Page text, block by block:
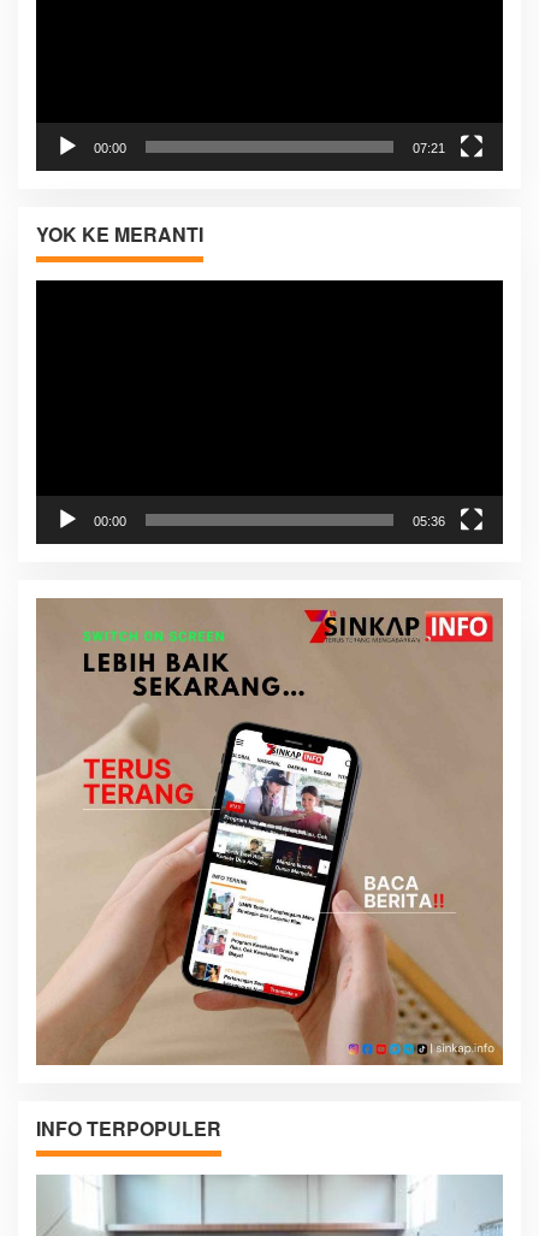
00:00 07:21
YOK KE MERANTI
00:00 05:36
INFO TERPOPULER